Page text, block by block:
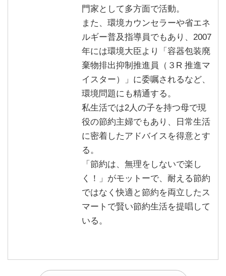
門家として多方面で活動。
また、環境カウンセラーや省エネ
ルギー普及指導員でもあり、2007
年には環境大臣より「容器包装廃
棄物排出抑制推進員（３R 推進マ
イスター）」に委嘱されるなど、
環境問題にも精通する。
私生活では2人の子を持つ母で現
役の節約主婦でもあり、日常生活
に密着したアドバイスを得意とす
る。
「節約は、無理をしないで楽し
く！」がモットーで、耐える節約
ではなく快適と節約を両立したス
マートで賢い節約生活を提唱して
いる。